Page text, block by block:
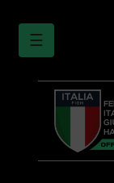
navigazione
Toggle
☰